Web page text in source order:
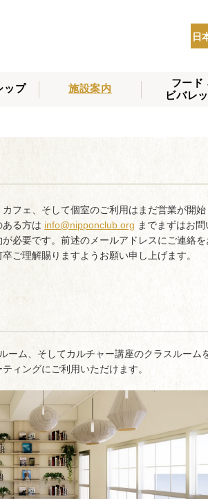
日
ップ 施設案内
フード
ビバレ
フェ、そして個室のご利用はまだ営業が開
る方は info@nipponclub.org までまずはお問
必要です。前述のメールアドレスにご連絡
ご理解賜りますようお願い申し上げます。
ーム、そしてカルチャー講座のクラスルーム
ィングにご利用いただけます。